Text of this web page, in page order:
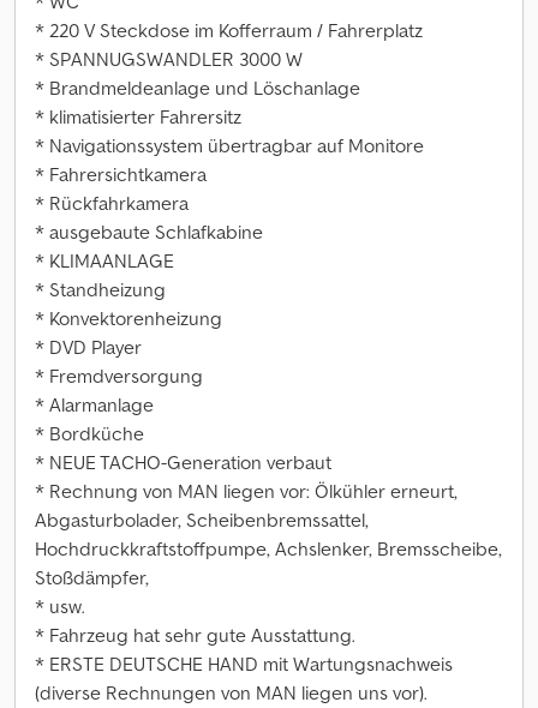
* 220 V Steckdose im Kofferraum / Fahrerplatz
* SPANNUGSWANDLER 3000 W
* Brandmeldeanlage und Löschanlage
* klimatisierter Fahrersitz
* Navigationssystem übertragbar auf Monitore
* Fahrersichtkamera
* Rückfahrkamera
* ausgebaute Schlafkabine
* KLIMAANLAGE
* Standheizung
* Konvektorenheizung
* DVD Player
* Fremdversorgung
* Alarmanlage
* Bordküche
* NEUE TACHO-Generation verbaut
* Rechnung von MAN liegen vor: Ölkühler erneurt,
Abgasturbolader, Scheibenbremssattel,
Hochdruckkraftstoffpumpe, Achslenker, Bremsscheibe,
Stoßdämpfer,
* usw.
* Fahrzeug hat sehr gute Ausstattung.
* ERSTE DEUTSCHE HAND mit Wartungsnachweis
(diverse Rechnungen von MAN liegen uns vor).